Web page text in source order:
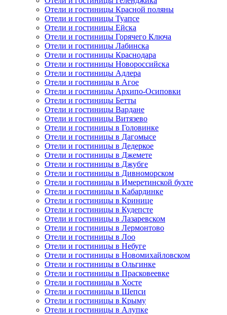
Отели и гостиницы Красной поляны
Отели и гостиницы Туапсе
Отели и гостиницы Ейска
Отели и гостиницы Горячего Ключа
Отели и гостиницы Лабинска
Отели и гостиницы Краснодара
Отели и гостиницы Новороссийска
Отели и гостиницы Адлера
Отели и гостиницы в Агое
Отели и гостиницы Архипо-Осиповки
Отели и гостиницы Бетты
Отели и гостиницы Вардане
Отели и гостиницы Витязево
Отели и гостиницы в Головинке
Отели и гостиницы в Дагомысе
Отели и гостиницы в Дедеркое
Отели и гостиницы в Джемете
Отели и гостиницы в Джубге
Отели и гостиницы в Дивноморском
Отели и гостиницы в Имеретинской бухте
Отели и гостиницы в Кабардинке
Отели и гостиницы в Кринице
Отели и гостиницы в Кудепсте
Отели и гостиницы в Лазаревском
Отели и гостиницы в Лермонтово
Отели и гостиницы в Лоо
Отели и гостиницы в Небуге
Отели и гостиницы в Новомихайловском
Отели и гостиницы в Ольгинке
Отели и гостиницы в Прасковеевке
Отели и гостиницы в Хосте
Отели и гостиницы в Шепси
Отели и гостиницы в Крыму
Отели и гостиницы в Алупке